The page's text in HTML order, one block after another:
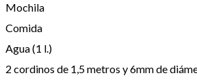
Mochila
Comida
Agua (1 l.)
2 cordinos de 1,5 metros y 6mm de